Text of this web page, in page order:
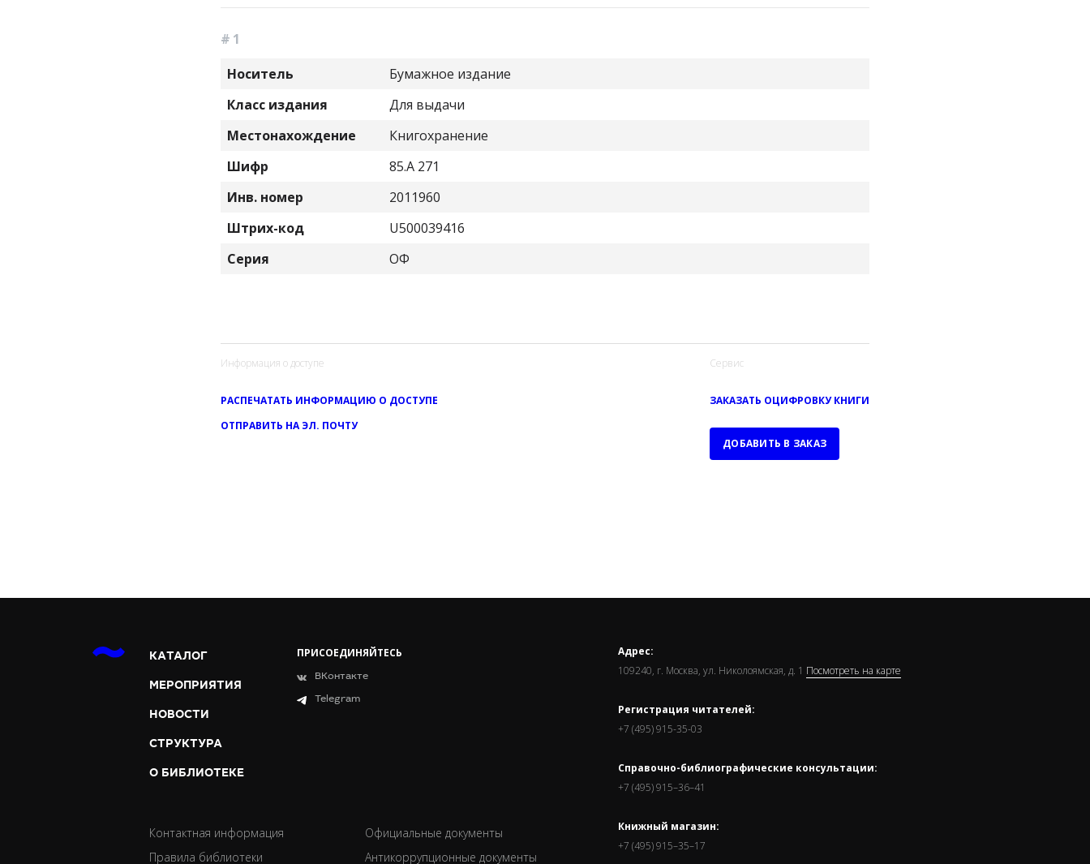
# 1
Носитель
Бумажное издание
Класс издания
Для выдачи
Местонахождение
Книгохранение
Шифр
85.A 271
Инв. номер
2011960
Штрих-код
U500039416
Серия
ОФ
Информация о доступе
РАСПЕЧАТАТЬ ИНФОРМАЦИЮ О ДОСТУПЕ
ОТПРАВИТЬ НА ЭЛ. ПОЧТУ
Сервис
ЗАКАЗАТЬ ОЦИФРОВКУ КНИГИ
ДОБАВИТЬ В ЗАКАЗ
КАТАЛОГ
МЕРОПРИЯТИЯ
НОВОСТИ
СТРУКТУРА
О БИБЛИОТЕКЕ
ПРИСОЕДИНЯЙТЕСЬ
ВКонтакте
Telegram
Контактная информация
Правила библиотеки
Официальные документы
Антикоррупционные документы
Адрес:
109240, г. Москва, ул. Николоямская, д. 1 Посмотреть на карте
Регистрация читателей:
+7 (495) 915-35-03
Справочно-библиографические консультации:
+7 (495) 915–36–41
Книжный магазин:
+7 (495) 915–35–17